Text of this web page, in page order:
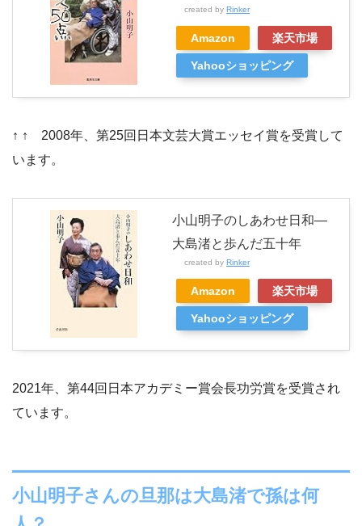
created by Rinker
Amazon 楽天市場
Yahooショッピング
↑ ↑ 2008年、第25回日本文芸大賞エッセイ賞を受賞して
います。
小山明子のしあわせ日和―
大島渚と歩んだ五十年
created by Rinker
Amazon 楽天市場
Yahooショッピング
2021年、第44回日本アカデミー賞会長功労賞を受賞され
ています。
小山明子さんの旦那は大島渚で孫は何